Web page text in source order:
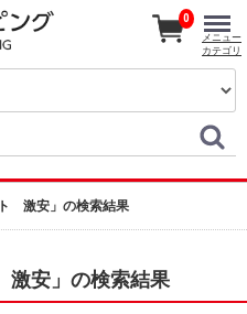
0
メニュー
カテゴリ
ト 激安」の検索結果
安」の検索結果